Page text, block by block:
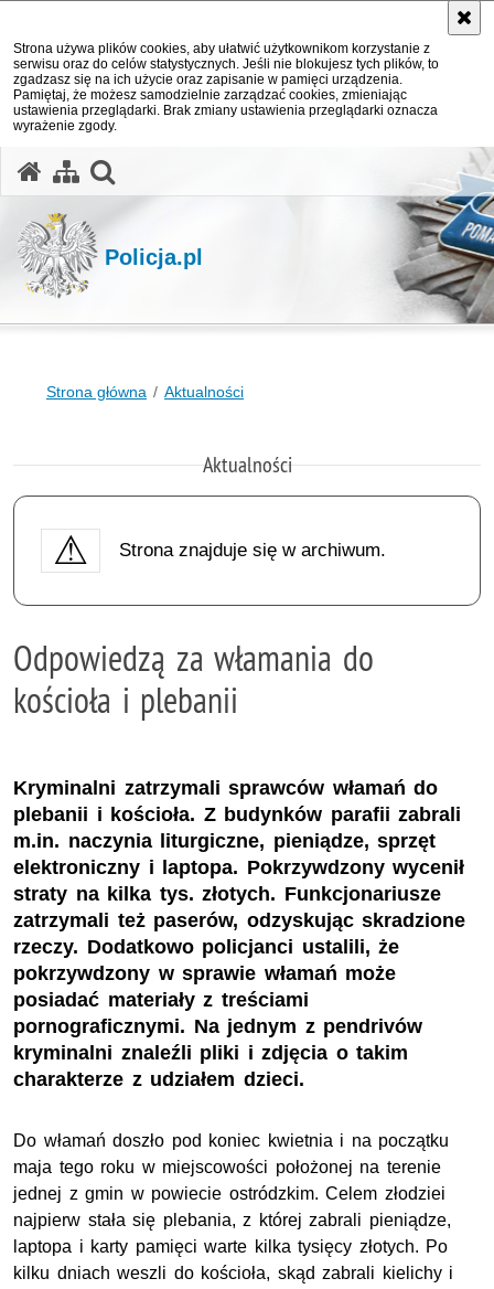
Strona używa plików cookies, aby ułatwić użytkownikom korzystanie z
serwisu oraz do celów statystycznych. Jeśli nie blokujesz tych plików, to
zgadzasz się na ich użycie oraz zapisanie w pamięci urządzenia.
Pamiętaj, że możesz samodzielnie zarządzać cookies, zmieniając
ustawienia przeglądarki. Brak zmiany ustawienia przeglądarki oznacza
wyrażenie zgody.
Policja.pl
Strona główna Aktualności
Aktualności
Strona znajduje się w archiwum.
Odpowiedzą za włamania do
kościoła i plebanii
Kryminalni zatrzymali sprawców włamań do
plebanii i kościoła. Z budynków parafii zabrali
m.in. naczynia liturgiczne, pieniądze, sprzęt
elektroniczny i laptopa. Pokrzywdzony wycenił
straty na kilka tys. złotych. Funkcjonariusze
zatrzymali też paserów, odzyskując skradzione
rzeczy. Dodatkowo policjanci ustalili, że
pokrzywdzony w sprawie włamań może
posiadać materiały z treściami
pornograficznymi. Na jednym z pendrivów
kryminalni znaleźli pliki i zdjęcia o takim
charakterze z udziałem dzieci.
Do włamań doszło pod koniec kwietnia i na początku
maja tego roku w miejscowości położonej na terenie
jednej z gmin w powiecie ostródzkim. Celem złodziei
najpierw stała się plebania, z której zabrali pieniądze,
laptopa i karty pamięci warte kilka tysięcy złotych. Po
kilku dniach weszli do kościoła, skąd zabrali kielichy i